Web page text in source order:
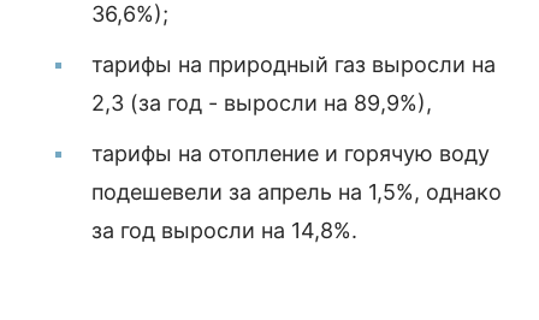
36,6%);
тарифы на природный газ выросли на
2,3 (за год - выросли на 89,9%),
тарифы на отопление и горячую воду
подешевели за апрель на 1,5%, однако
за год выросли на 14,8%.